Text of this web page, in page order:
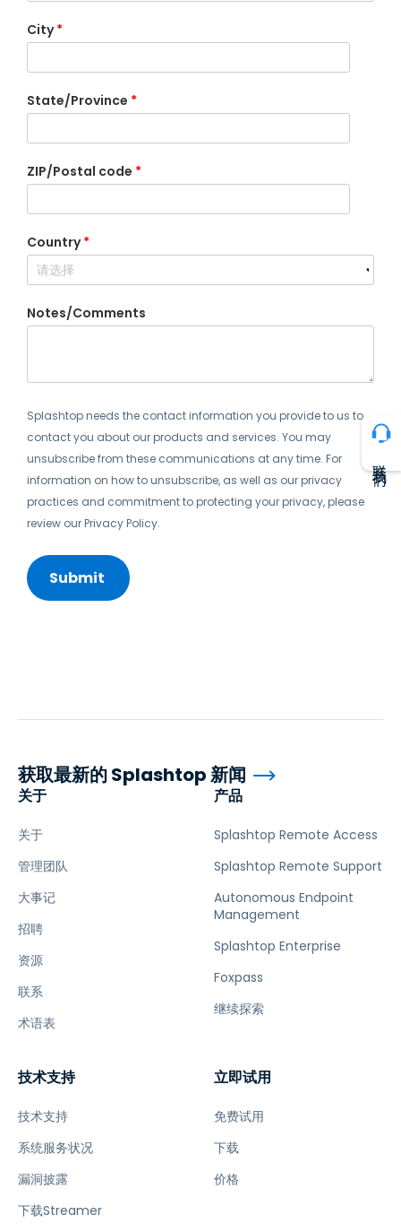
City *
State/Province *
ZIP/Postal code *
Country *
Notes/Comments
Splashtop needs the contact information you provide to us to
contact you about our products and services. You may
unsubscribe from these communications at any time. For
information on how to unsubscribe, as well as our privacy
practices and commitment to protecting your privacy, please
review our Privacy Policy.
关于
关于
管理团队
大事记
招聘
资源
联系
术语表
产品
Splashtop Remote Access
Splashtop Remote Support
Autonomous Endpoint
Management
Splashtop Enterprise
Foxpass
继续探索
技术支持
技术支持
系统服务状况
漏洞披露
下载Streamer
立即试用
免费试用
下载
价格
获取最新的 Splashtop 新闻